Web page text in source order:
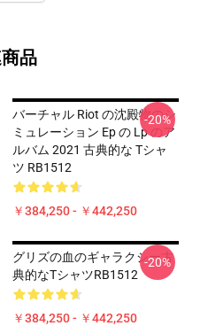
品
バーチャル Riot の沈殿物のシ
ミュレーション Ep の Lp のア
ルバム 2021 古典的な Tシャ
ツ RB1512
￥384,250 - ￥442,250
-20%
グリズの血のギャラクシー古
典的なTシャツRB1512
￥384,250 - ￥442,250
-20%